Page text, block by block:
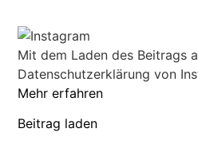
Mit dem Laden des Beitrags
Datenschutzerklärung von
Mehr erfahren
Beitrag laden